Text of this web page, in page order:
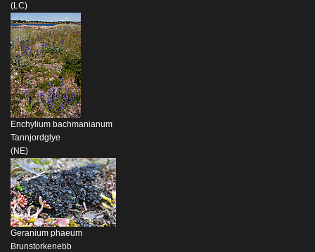
(LC)
Enchylium bachmanianum
Tannjordglye
(NE)
Geranium phaeum
Brunstorkenebb